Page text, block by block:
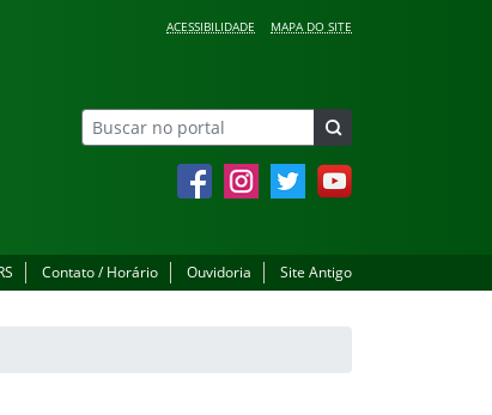
ACESSIBILIDADE MAPA DO SITE
FacebookInstagramTwitter YouTube
Contato / Horário Ouvidoria Site Antigo